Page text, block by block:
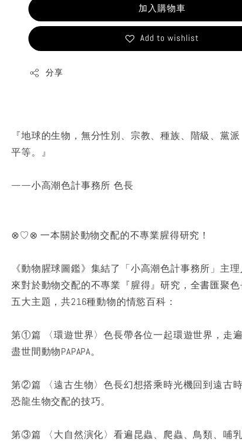
加入購物車
Add to wishlist
分享
『地球的生物，無分性別、宗教、種族、階級、黨
平等。』
——小高潮色計事務所 色長
⊗♡⊗ 一本關於動物交配的不專業腥得研究！
《動物腥球圖鑑》集結了「小高潮色計事務所」主
來對於動物交配的不專業『腥得』研究，全書匯聚
五大主題，共216種動物的情慾百科：
第①篇 〈環遊世界〉色長帶各位一起環遊世界，走
盡世間動物PAPAPA。
第②篇 〈遠古生物〉色長幻想搭乘時光機回到遠古
恐龍生物交配的技巧。
第③篇 〈大自然演化〉看遍昆蟲、爬蟲、鳥類、哺